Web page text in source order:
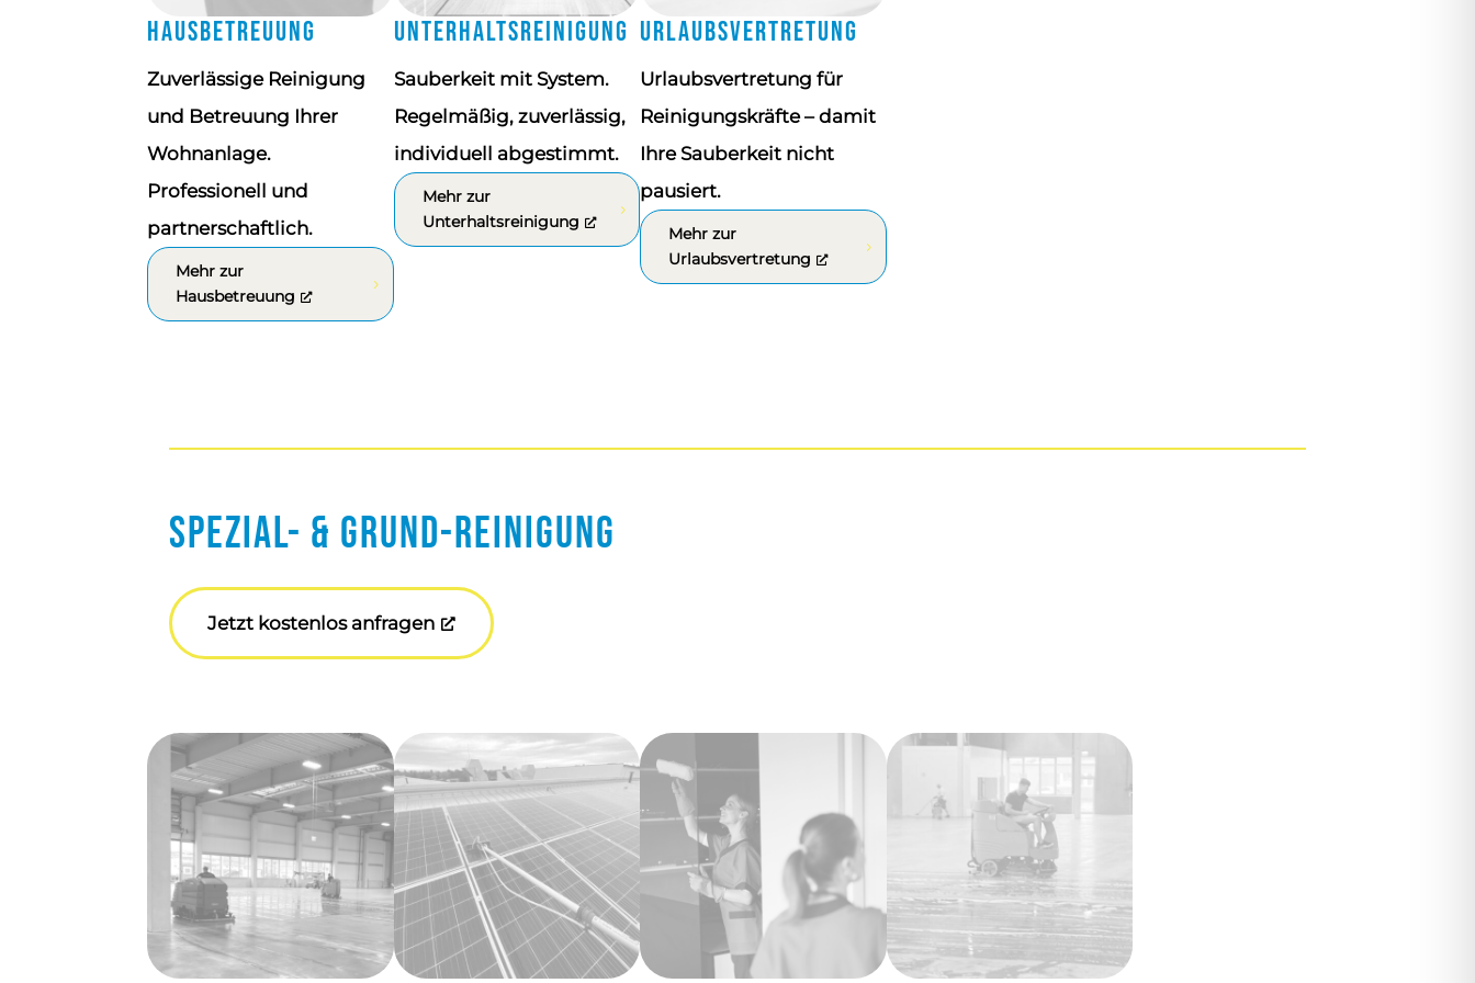
Hausbetreuung
Zuverlässige Reinigung
und Betreuung Ihrer
Wohnanlage.
Professionell und
partnerschaftlich.
Mehr zur
Hausbetreuung
Unterhaltsreinigung
Sauberkeit mit System.
Regelmäßig, zuverlässig,
individuell abgestimmt.
Mehr zur
Unterhaltsreinigung
Urlaubsvertretung
Urlaubsvertretung für
Reinigungskräfte – damit
Ihre Sauberkeit nicht
pausiert.
Mehr zur
Urlaubsvertretung
Spezial- & Grund-Reinigung
Jetzt kostenlos anfragen